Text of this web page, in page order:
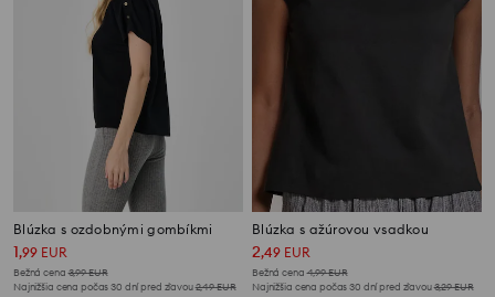
Blúzka s ozdobnými gombíkmi
1,99 EUR
Bežná cena 3,99EUR
Najnižšia cena počas 30 dní pred zľavou2,49EUR
Blúzka s ažúrovou vsadkou
2,49 EUR
Bežná cena 4,99EUR
Najnižšia cena počas 30 dní pred zľavou3,29EUR